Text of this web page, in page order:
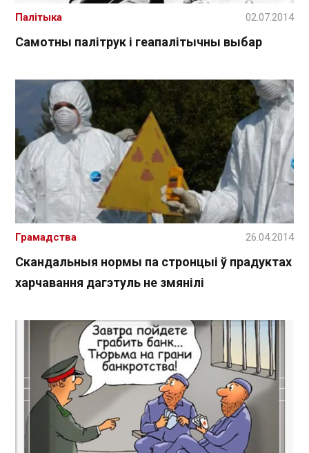
Самотны палітрук і геапалітычны выбар
Палітыка 02.07.2014
Скандальныя нормы па стронцыі ў прадуктах
харчавання дагэтуль не змянілі
Грамадства 26.04.2014